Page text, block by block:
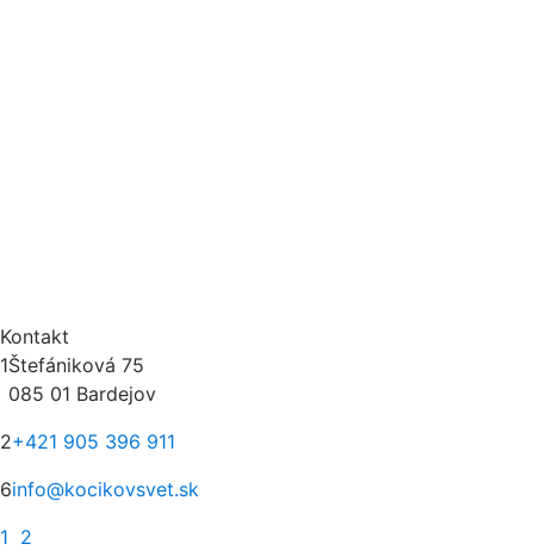
Kontakt
1Štefániková 75
085 01 Bardejov
2+421 905 396 911
6info@kocikovsvet.sk
1 2